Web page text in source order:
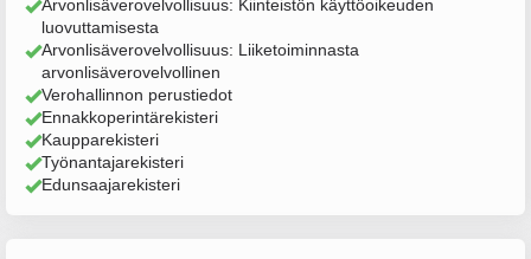
Arvonlisäverovelvollisuus: Kiinteistön käyttöoikeuden
luovuttamisesta
Arvonlisäverovelvollisuus: Liiketoiminnasta
arvonlisäverovelvollinen
Verohallinnon perustiedot
Ennakkoperintärekisteri
Kaupparekisteri
Työnantajarekisteri
Edunsaajarekisteri